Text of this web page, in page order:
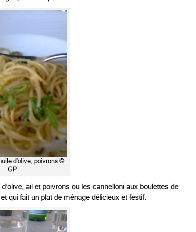
d'olive, poivrons ©
GP
ail et poivrons ou les cannelloni aux boulettes de
qui fait un plat de ménage délicieux et festif.